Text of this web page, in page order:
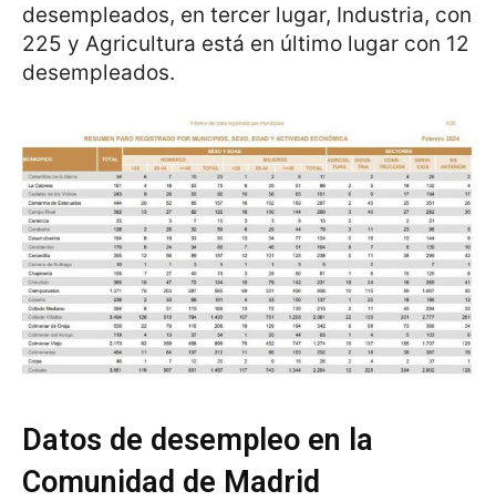
desempleados, en tercer lugar, Industria, con
225 y Agricultura está en último lugar con 12
desempleados.
Datos de desempleo en la
Comunidad de Madrid